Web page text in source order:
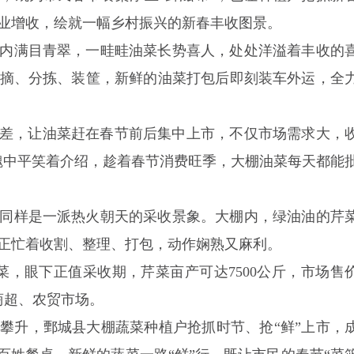
收，绘就一幅乡村振兴的新春丰收图景。
满目青翠，一畦畦油菜长势喜人，处处洋溢着丰收的
、分拣、装筐，新鲜的油菜打包后即刻装车外运，全
，让油菜赶在春节前后集中上市，不仅市场需求大，
平笑着介绍，趁着春节消费旺季，大棚油菜每天都能
样是一派热火朝天的采收景象。大棚内，绿油油的芹
着收割、整理、打包，动作娴熟又麻利。
，眼下正值采收期，芹菜亩产可达7500公斤，市场售
、农贸市场。
升，鄄城县大棚蔬菜种植户抢抓时节、抢“鲜”上市，